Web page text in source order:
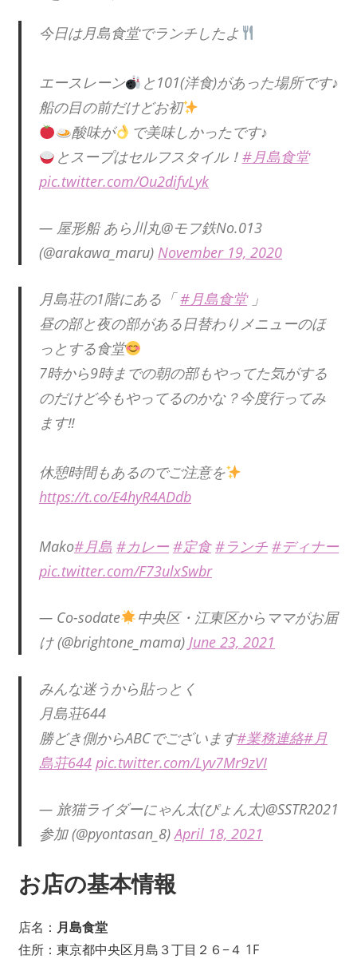
今日は月島食堂でランチしたよ
エースレーン
と101(洋食)があった場所です♪
船の目の前だけどお初
酸味が
で美味しかったです♪
とスープはセルフスタイル！ #月島食堂
pic.twitter.com/Ou2difvLyk
— 屋形船 あら川丸@モフ鉄No.013
(@arakawa_maru) November 19, 2020
月島荘の1階にある「#月島食堂」
昼の部と夜の部がある日替わりメニューのほ
っとする食堂
7時から9時までの朝の部もやってた気がする
のだけど今もやってるのかな？今度行ってみ
ます‼︎
休憩時間もあるのでご注意を
https://t.co/E4hyR4ADdb
Mako#月島 #カレー #定食 #ランチ #ディナー
pic.twitter.com/F73ulxSwbr
— Co-sodate
中央区・江東区からママがお届
け (@brightone_mama) June 23, 2021
みんな迷うから貼っとく
月島荘644
勝どき側からABCでございます#業務連絡#月
島荘644 pic.twitter.com/Lyv7Mr9zVI
— 旅猫ライダーにゃん太(ぴょん太)@SSTR2021
参加 (@pyontasan_8)April 18, 2021
お店の基本情報
店名： 月島食堂
住所：東京都中央区月島３丁目２６−４ 1F